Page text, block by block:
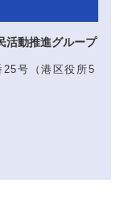
活動推進グループ
号（港区役所5